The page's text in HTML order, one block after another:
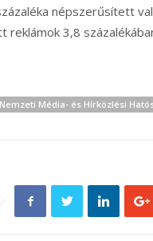
népszerűsített
reklámok 3,8
Nemzeti Média- és Hírközlési